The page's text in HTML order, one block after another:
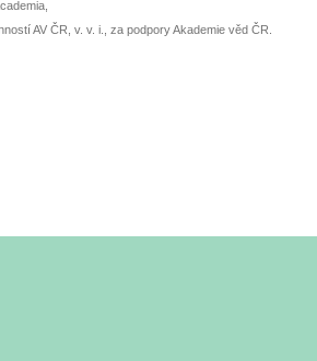
AV ČR, v. v. i., za podpory Akademie věd ČR.